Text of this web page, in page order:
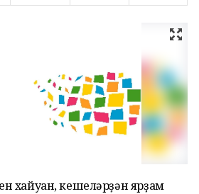
хайуан, кешеләрҙән ярҙам